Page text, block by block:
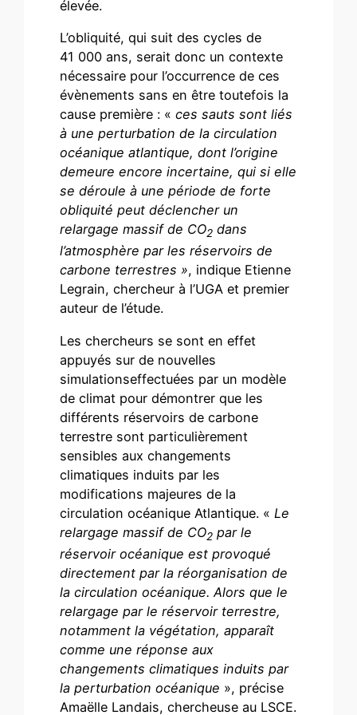
élevée.
L’obliquité, qui suit des cycles de
41 000 ans, serait donc un contexte
nécessaire pour l’occurrence de ces
évènements sans en être toutefois la
cause première : «ces sauts sont liés
à une perturbation de la circulation
océanique atlantique, dont l’origine
demeure encore incertaine, qui si elle
se déroule à une période de forte
obliquité peut déclencher un
relargage massif de CO2 dans
l’atmosphère par les réservoirs de
carbone terrestres », indique Etienne
Legrain, chercheur à l’UGA et premier
auteur de l’étude.
Les chercheurs se sont en effet
appuyés sur de nouvelles
simulationseffectuées par un modèle
de climat pour démontrer que les
différents réservoirs de carbone
terrestre sont particulièrement
sensibles aux changements
climatiques induits par les
modifications majeures de la
circulation océanique Atlantique. « Le
relargage massif de CO2 par le
réservoir océanique est provoqué
directement par la réorganisation de
la circulation océanique. Alors que le
relargage par le réservoir terrestre,
notamment la végétation, apparaît
comme une réponse aux
changements climatiques induits par
la perturbation océanique », précise
Amaëlle Landais, chercheuse au LSCE.